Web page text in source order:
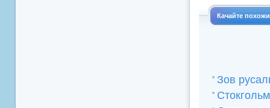
Качайте
Зов